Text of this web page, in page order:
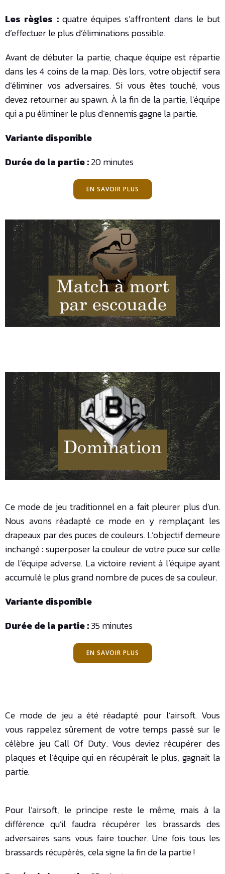
Les règles : quatre équipes s’affrontent dans le but
d’effectuer le plus d’éliminations possible.
Avant de débuter la partie, chaque équipe est répartie
dans les 4 coins de la map. Dès lors, votre objectif sera
d’éliminer vos adversaires. Si vous êtes touché, vous
devez retourner au spawn. À la fin de la partie, l’équipe
qui a pu éliminer le plus d’ennemis gagne la partie.
Variante disponible
Durée de la partie :20 minutes
EN SAVOIR PLUS
Ce mode de jeu traditionnel en a fait pleurer plus d’un.
Nous avons réadapté ce mode en y remplaçant les
drapeaux par des puces de couleurs. L’objectif demeure
inchangé : superposer la couleur de votre puce sur celle
de l’équipe adverse. La victoire revient à l’équipe ayant
accumulé le plus grand nombre de puces de sa couleur.
Variante disponible
Durée de la partie :35 minutes
EN SAVOIR PLUS
Ce mode de jeu a été réadapté pour l’airsoft. Vous
vous rappelez sûrement de votre temps passé sur le
célèbre jeu Call Of Duty. Vous deviez récupérer des
plaques et l’équipe qui en récupérait le plus, gagnait la
partie.
Pour l’airsoft, le principe reste le même, mais à la
différence qu’il faudra récupérer les brassards des
adversaires sans vous faire toucher. Une fois tous les
brassards récupérés, cela signe la fin de la partie !